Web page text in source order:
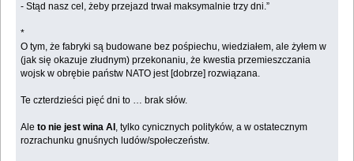
- Stąd nasz cel, żeby przejazd trwał maksymalnie trzy dni.”
*
O tym, że fabryki są budowane bez pośpiechu, wiedziałem, ale żyłem w
(jak się okazuje złudnym) przekonaniu, że kwestia przemieszczania
wojsk w obrębie państw NATO jest [dobrze] rozwiązana.
Te czterdzieści pięć dni to … brak słów.
Ale to nie jest wina AI , tylko cynicznych polityków, a w ostatecznym
rozrachunku gnuśnych ludów/społeczeństw.